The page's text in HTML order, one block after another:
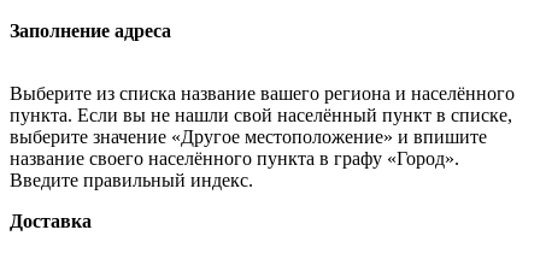
Заполнение адреса
Выберите из списка название вашего региона и населённого
пункта. Если вы не нашли свой населённый пункт в списке,
выберите значение «Другое местоположение» и впишите
название своего населённого пункта в графу «Город».
Введите правильный индекс.
Доставка